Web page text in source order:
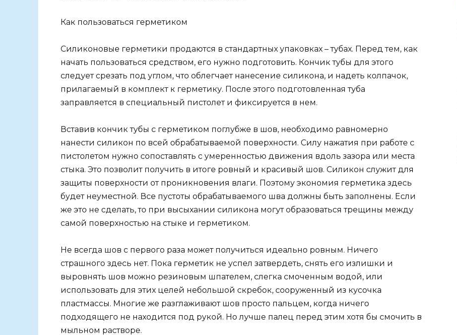
Как пользоваться герметиком
Силиконовые герметики продаются в стандартных упаковках – тубах. Перед тем, как
начать пользоваться средством, его нужно подготовить. Кончик тубы для этого
следует срезать под углом, что облегчает нанесение силикона, и надеть колпачок,
прилагаемый в комплект к герметику. После этого подготовленная туба
заправляется в специальный пистолет и фиксируется в нем.
Вставив кончик тубы с герметиком поглубже в шов, необходимо равномерно
нанести силикон по всей обрабатываемой поверхности. Силу нажатия при работе с
пистолетом нужно сопоставлять с умеренностью движения вдоль зазора или места
стыка. Это позволит получить в итоге ровный и красивый шов. Силикон служит для
защиты поверхности от проникновения влаги. Поэтому экономия герметика здесь
будет неуместной. Все пустоты обрабатываемого шва должны быть заполнены. Если
же это не сделать, то при высыхании силикона могут образоваться трещины между
самой поверхностью на стыке и герметиком.
Не всегда шов с первого раза может получиться идеально ровным. Ничего
страшного здесь нет. Пока герметик не успел затвердеть, снять его излишки и
выровнять шов можно резиновым шпателем, слегка смоченным водой, или
использовать для этих целей небольшой скребок, сооруженный из кусочка
пластмассы. Многие же разглаживают шов просто пальцем, когда ничего
подходящего не находится под рукой. Но лучше палец перед этим хотя бы смочить в
мыльном растворе.